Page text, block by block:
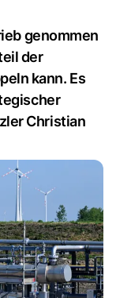
genommen
der
kann. Es
Christian